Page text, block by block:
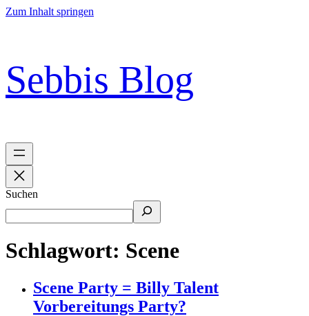
Zum Inhalt springen
Sebbis Blog
Suchen
Schlagwort: Scene
Scene Party = Billy Talent
Vorbereitungs Party?